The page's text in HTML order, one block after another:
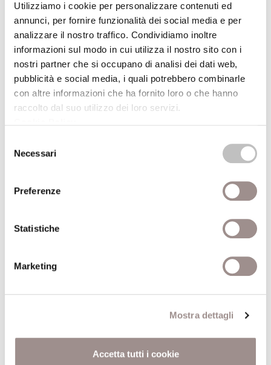
Utilizziamo i cookie per personalizzare contenuti ed
annunci, per fornire funzionalità dei social media e per
analizzare il nostro traffico. Condividiamo inoltre
informazioni sul modo in cui utilizza il nostro sito con i
nostri partner che si occupano di analisi dei dati web,
pubblicità e social media, i quali potrebbero combinarle
con altre informazioni che ha fornito loro o che hanno
raccolto dal suo utilizzo dei loro servizi.
delNecessari
Preferenze
Statistiche
Marketing
Mostra dettagli
Accetta tutti i cookie
- Ambrogio,Opere , Torino 1969.*
- Clemente Alessandrino,Stromati, Torino
1985.*
- Gregorio Magno,Omilie sui Vangeli, Torino
1968.*
(*) I titoli contrassegnati con l'asterisco sono disponibili, o in
la Biblioteca della Fondazione Collegio San Carlo (lun.-ven. 9-
Presso la sede della Biblioteca, dopo una settimana dalla data
25/01/2002
Per una critica del formalismo giuridico